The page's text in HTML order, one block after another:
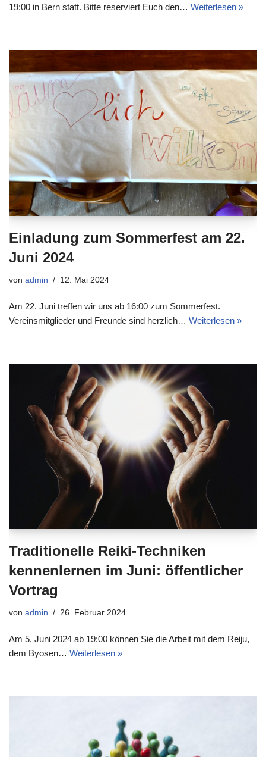
19:00 in Bern statt. Bitte reserviert Euch den… Weiterlesen »
Einladung zum Sommerfest am 22.
Juni 2024
von admin 12. Mai 2024
Am 22. Juni treffen wir uns ab 16:00 zum Sommerfest.
Vereinsmitglieder und Freunde sind herzlich… Weiterlesen »
Traditionelle Reiki-Techniken
kennenlernen im Juni: öffentlicher
Vortrag
von admin 26. Februar 2024
Am 5. Juni 2024 ab 19:00 können Sie die Arbeit mit dem Reiju,
dem Byosen… Weiterlesen »